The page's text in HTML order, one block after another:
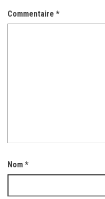
Commentaire *
Nom *